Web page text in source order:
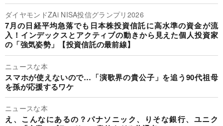
ダイヤモンドZAi NISA投信グランプリ2026
7月の日経平均急落でも日本株投資信託に高水準の資金が流
入！インデックスとアクティブの動きから見えた個人投資家
の「強気姿勢」【投資信託の最前線】
ニュースな本
スマホが使えないので…「演歌界の貴公子」を追う90代祖母
を孫が応援するワケ
ニュースな本
え、こんなにあるの？パナソニック、りそな銀行、ユニク